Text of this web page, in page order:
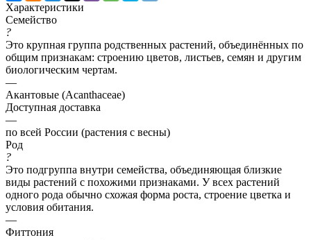
Характеристики
Семейство
?
Это крупная группа родственных растений, объединённых по
общим признакам: строению цветов, листьев, семян и другим
биологическим чертам.
—
Акантовые (Acanthaceae)
Доступная доставка
—
по всей России (растения с весны)
Род
?
Это подгруппа внутри семейства, объединяющая близкие
виды растений с похожими признаками. У всех растений
одного рода обычно схожая форма роста, строение цветка и
условия обитания.
—
Фиттония